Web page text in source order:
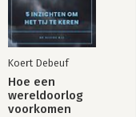
Koert Debeuf
Hoe een
wereldoorlog
voorkomen